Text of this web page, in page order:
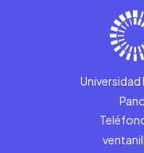
Universidad